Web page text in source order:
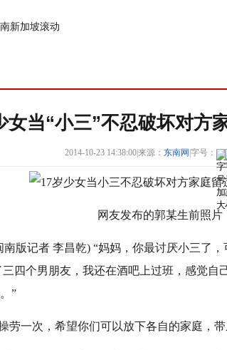
新加坡滚动
女当“小三”不忍破坏对方
2014-10-23 14:38:00|来源： 东南网 字号：
网友发布的郭某生前照片
南版记者 李昌乾) “妈妈，你最讨厌小三了
四个男朋友，我还在酒吧上过班，感觉自
”
次，希望你们可以放下各自的家庭，带